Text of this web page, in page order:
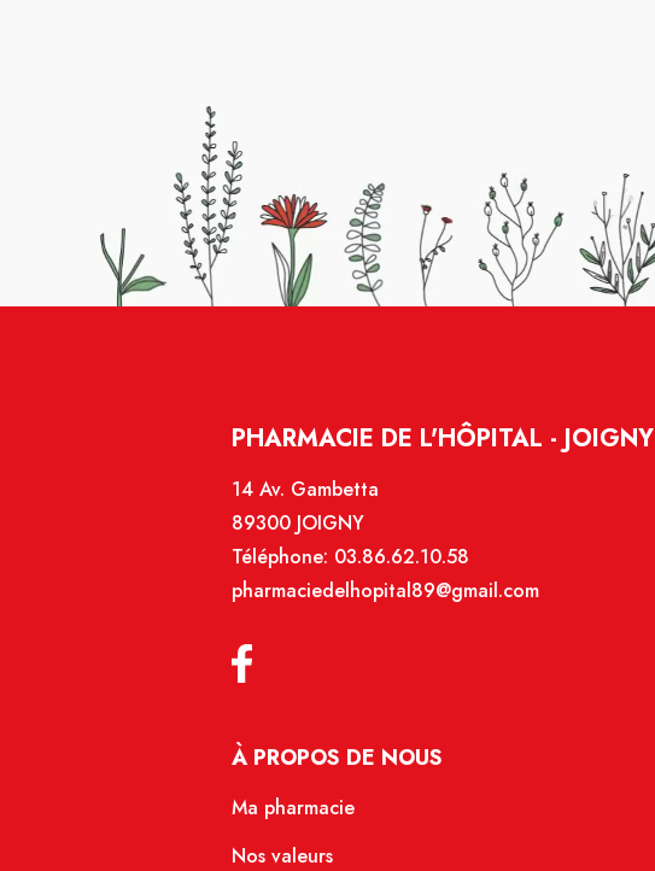
PHARMACIE DE L'HÔPITAL - JOIGNY
14 Av. Gambetta
89300 JOIGNY
Téléphone: 03.86.62.10.58
pharmaciedelhopital89@gmail.com
À PROPOS DE NOUS
Ma pharmacie
Nos valeurs